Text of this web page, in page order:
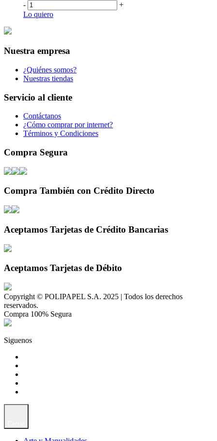
-
+
Lo quiero
Nuestra empresa
¿Quiénes somos?
Nuestras tiendas
Servicio al cliente
Contáctanos
¿Cómo comprar por internet?
Términos y Condiciones
Compra Segura
Compra También con Crédito Directo
Aceptamos Tarjetas de Crédito Bancarias
Aceptamos Tarjetas de Débito
Copyright © POLIPAPEL S.A. 2025 | Todos los derechos
reservados.
Compra 100% Segura
Siguenos